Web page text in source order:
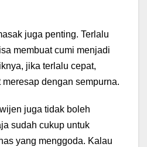
juga penting. Terlalu
membuat cumi menjadi
jika terlalu cepat,
dengan sempurna.
juga tidak boleh
sudah cukup untuk
yang menggoda. Kalau